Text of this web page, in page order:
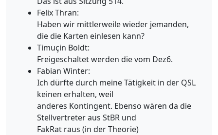
Felix Thran:
Haben wir mittlerweile wieder jemanden,
die die Karten einlesen kann?
Timuçin Boldt:
Freigeschaltet werden die vom Dez6.
Fabian Winter:
Ich dürfte durch meine Tätigkeit in der QSL
keinen erhalten, weil
anderes Kontingent. Ebenso wären da die
Stellvertreter aus StBR und
FakRat raus (in der Theorie)